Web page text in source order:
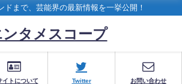
ドまで、芸能界の最新情報を一挙公開！
ンタメスコープ
イトについて Twitter お問い合わせ